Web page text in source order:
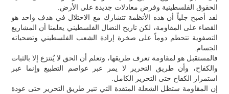
الحقوق الفلسطينية وفرض معادلات جديدة على الأرض.
لقد أصبح جلياً أن هذه الأنظمة تتشارك مع الاحتلال في هدف واحد هو
القضاء على المقاومة، لكن تاريخ النضال الفلسطيني يعلمنا أن المشاريع
التصفوية تتحطم دوماً على صخرة إرادة الشعب الفلسطيني وتضحياته
الجسام.
فالمستقبل هو لمقاومة تعرف طريقها، وتعلم أن الحق لا يُنتزع إلا بالثبات
والكفاح، وأن طريق التحرير لا يمر عبر عواصم التطبيع وإنما عبر
استمرار الكفاح حتى التحرير الكامل.
إن المقاومة ستظل الشعلة المتقدة التي تنير طريق التحرير حتى عودة